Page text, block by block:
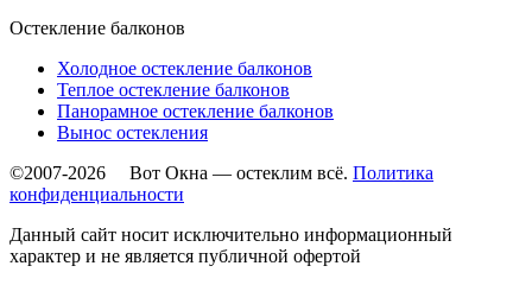
Остекление балконов
Холодное остекление балконов
Теплое остекление балконов
Панорамное остекление балконов
Вынос остекления
©2007-2026 Вот Окна — остеклим всё. Политика
конфиденциальности
Данный сайт носит исключительно информационный
характер и не является публичной офертой